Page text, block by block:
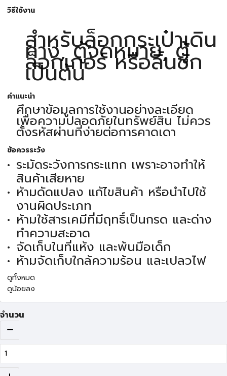
วิธีใช้งาน
สำหรับล็อกกระเป๋าเดิน
ทาง, ตู้จดหมาย, ตู้
ล็อกเกอร์ หรือลิ้นชัก
เป็นต้น
คำแนะนำ
ศึกษาข้อมูลการใช้งานอย่างละเอียด
เพื่อความปลอดภัยในทรัพย์สิน ไม่ควร
ตั้งรหัสผ่านที่ง่ายต่อการคาดเดา
ข้อควรระวัง
ระมัดระวังการกระแทก เพราะอาจทำให้
สินค้าเสียหาย
ห้ามดัดแปลง แก้ไขสินค้า หรือนำไปใช้
งานผิดประเภท
ห้ามใช้สารเคมีที่มีฤทธิ์เป็นกรด และด่าง
ทำความสะอาด
จัดเก็บในที่แห้ง และพ้นมือเด็ก
ห้ามจัดเก็บใกล้ความร้อน และเปลวไฟ
ดูทั้งหมด
ดูน้อยลง
จำนวน